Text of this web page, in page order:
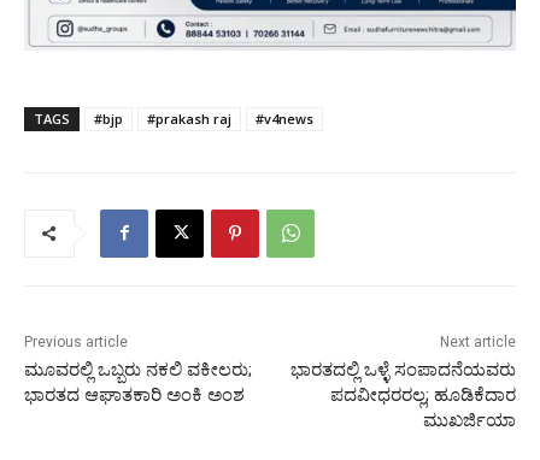
TAGS #bjp #prakash raj #v4news
Previous article
ಮೂವರಲ್ಲಿ ಒಬ್ಬರು ನಕಲಿ ವಕೀಲರು;
ಭಾರತದ ಆಘಾತಕಾರಿ ಅಂಕಿ ಅಂಶ
Next article
ಭಾರತದಲ್ಲಿ ಒಳ್ಳೆ ಸಂಪಾದನೆಯವರು
ಪದವೀಧರರಲ್ಲ; ಹೂಡಿಕೆದಾರ
ಮುಖರ್ಜಿಯಾ